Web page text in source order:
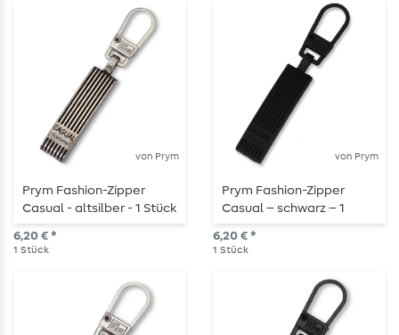
von Prym
Prym Fashion-Zipper
Casual - altsilber - 1 Stück
6,20 € *
1 Stück
von Prym
Prym Fashion-Zipper
Casual – schwarz – 1
Stück
6,20 € *
1 Stück